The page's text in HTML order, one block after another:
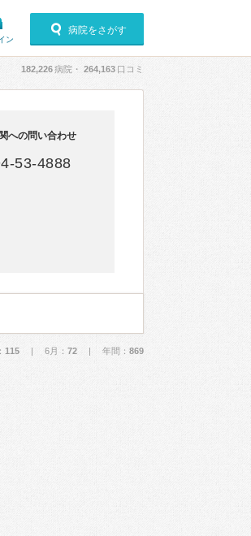
ン
病院をさがす
182,226病院・ 264,163 口コミ
への問い合わせ
53-4888
115 | 6月： 72 | 年間： 869